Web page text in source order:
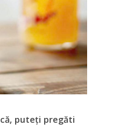
puteţi pregăti